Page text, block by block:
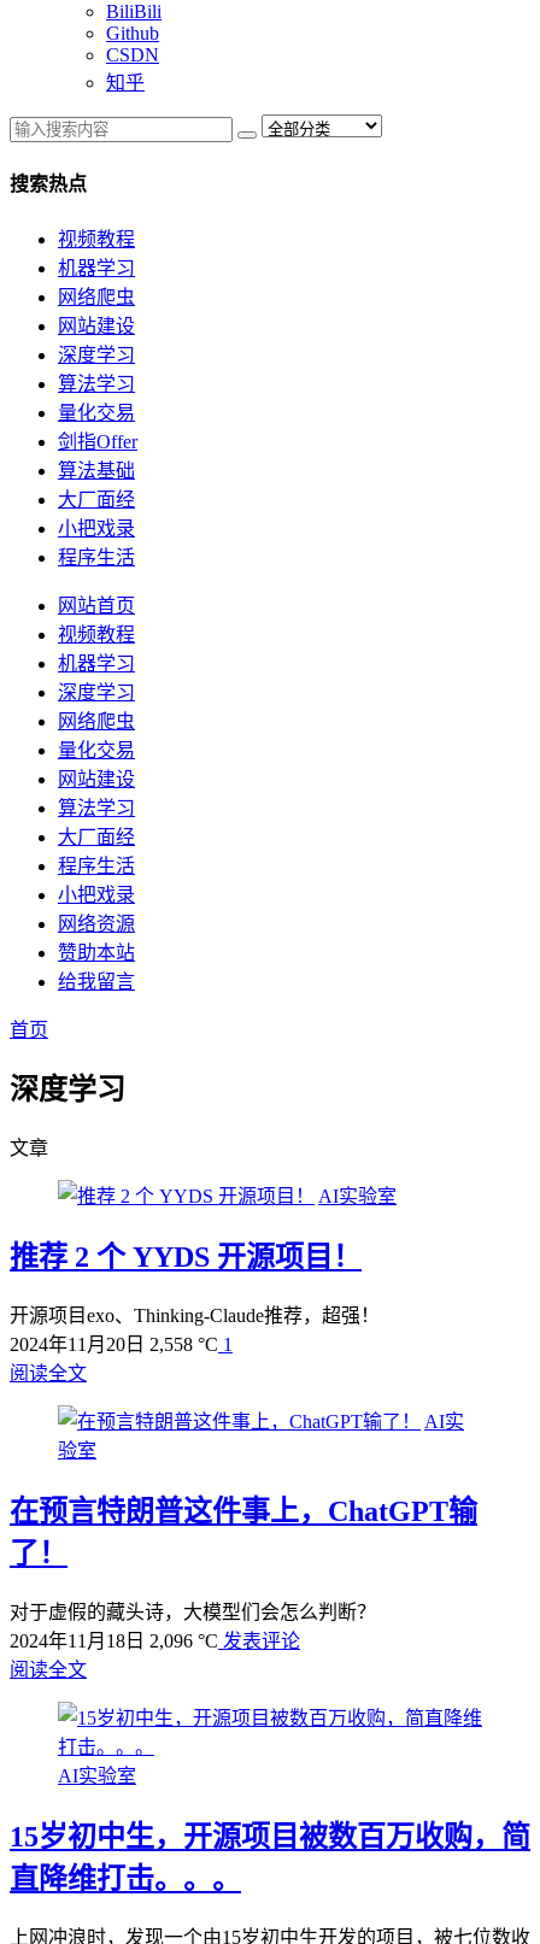
BiliBili
Github
CSDN
知乎
搜索热点
视频教程
机器学习
网络爬虫
网站建设
深度学习
算法学习
量化交易
剑指Offer
算法基础
大厂面经
小把戏录
程序生活
网站首页
视频教程
机器学习
深度学习
网络爬虫
量化交易
网站建设
算法学习
大厂面经
程序生活
小把戏录
网络资源
赞助本站
给我留言
首页
深度学习
文章
AI实验室
推荐 2 个 YYDS 开源项目！
开源项目exo、Thinking-Claude推荐，超强！
2024年11月20日 2,558 °C 1
阅读全文
AI实
验室
在预言特朗普这件事上，ChatGPT输
了！
对于虚假的藏头诗，大模型们会怎么判断？
2024年11月18日 2,096 °C 发表评论
阅读全文
AI实验室
15岁初中生，开源项目被数百万收购，简
直降维打击。。。
上网冲浪时，发现一个由15岁初中生开发的项目，被七位数收